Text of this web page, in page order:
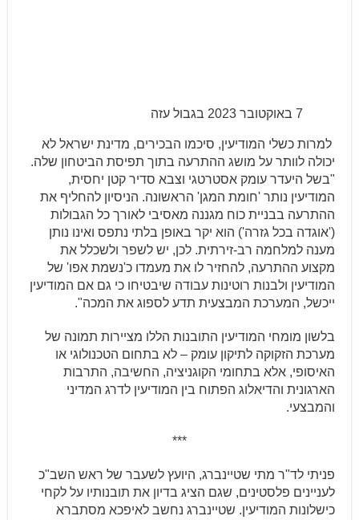
7 באוקטובר 2023 בגבול עזה
למרות כשלי המודיעין, סיכמו הבכירים, מדינת ישראל לא
יכולה לוותר על מושג ההתרעה בתוך תפיסת הביטחון שלה.
"בשל היעדר עומק אסטרטגי וצבא סדיר קטן יחסית,
המודיעין נותר 'חומת המגן' הראשונה. הניסיון להחליף את
ההתרעה בבניית כוח מגננה מאסיבי לאורך כל הגבולות
('אוגדה בכל גזרה') הוא יקר באופן בלתי נתפס ואינו נותן
מענה למלחמה רב-זירתית. לכן, יש לשפר ולשכלל את
מקצוע ההתרעה, להחזיר לו את מעמדו כ'נשמת אפו' של
המודיעין ולבנות רוטינות עבודה שיבטיחו כי גם אם המודיעין
ייכשל, המערכת המבצעית תדע לספוג את המכה".
בלשון מומחי המודיעין התובנות הללו מציירות תמונה של
מערכת הזקוקה לתיקון עומק – לא בתחום הטכנולוגי או
האיסופי, אלא בתחומי הקוגניציה, החשיבה, התרבות
הארגונית והדיאלוג הפתוח בין המודיעין לדרג המדיני
והמבצעי.
***
פניתי לד"ר מתי שטיינברג, היועץ לשעבר של ראש השב"כ
לעניינים פלסטינים, שגם הציג בדיון את תובנותיו על לקחי
כישלונות המודיעין. שטיינברג נחשב לאיפכא מסתברא